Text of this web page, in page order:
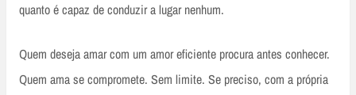
quanto é capaz de conduzir a lugar nenhum.
Quem deseja amar com um amor eficiente procura antes conhecer.
Quem ama se compromete. Sem limite. Se preciso, com a própria